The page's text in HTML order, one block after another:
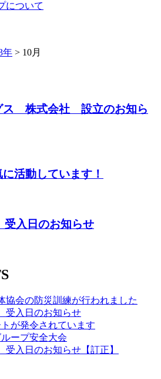
について
年 > 10月
ス 株式会社 設立のお知ら
活動しています！
受入日のお知らせ
協会の防災訓練が行われました
受入日のお知らせ
が発令されています
ープ安全大会
受入日のお知らせ【訂正】